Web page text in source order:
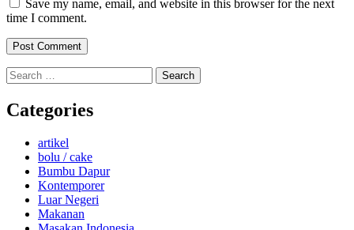
Save my name, email, and website in this browser for the next
time I comment.
Search
for:
Categories
artikel
bolu / cake
Bumbu Dapur
Kontemporer
Luar Negeri
Makanan